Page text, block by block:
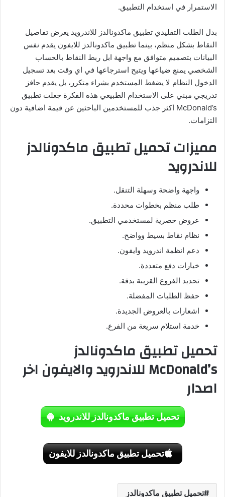
الاستمرار في استخدام التطبيق.
بدل الطلب التقليدي تطبيق ماكدونالدز للاندرويد يعرض تفاصيل
النقاط بشكل منظم، بينما تطبيق ماكدونالدز للايفون يقدم نفس
البيانات بتصميم متوافق مع واجهة ابل ربط النقاط بالحساب
الشخصي يمنع ضياعها ويتيح استرجاعها في اي وقت بعد تسجيل
الدخول النظام لا يضغط المستخدم بشراء متكرر، بل يقدم حافز
تدريجي مبني على الاستخدام الطبيعي هذه الفكرة جعلت تطبيق
McDonald’s اكثر جذب للمستخدمين الباحثين عن قيمة اضافية دون
التزامات.
مميزات تحميل تطبيق ماكدونالدز
للاندرويد
واجهة واضحة وسهلة التنقل.
طلب منظم بخطوات محددة.
عروض حصرية لمستخدمي التطبيق.
نظام نقاط بسيط وواضح.
دعم انظمة اندرويد وايفون.
خيارات دفع متعددة.
تحديد الفروع القريبة بدقة.
حفظ الطلبات المفضلة.
اشعارات بالعروض الجديدة.
خدمة استلام سريعة من الفرع.
تحميل تطبيق ماكدونالدز
McDonald’s للاندرويد والايفون اخر
اصدار
تحميل تطبيق ماكدونالدز للاندرويد
تحميل تطبيق ماكدونالدز للايفون
تحميل تطبيق ماكدونالدز